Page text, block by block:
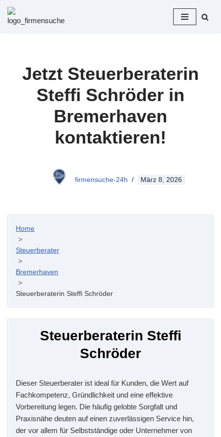
Zum
Jetzt Steuerberaterin
Steffi Schröder in
Bremerhaven
kontaktieren!
firmensuche-24h März 8, 2026
Home
>
Steuerberater
>
Bremerhaven
>
Steuerberaterin Steffi Schröder
Steuerberaterin Steffi
Schröder
Dieser Steuerberater ist ideal für Kunden, die Wert auf
Fachkompetenz, Gründlichkeit und eine effektive
Vorbereitung legen. Die häufig gelobte Sorgfalt und
Praxisnähe deuten auf einen zuverlässigen Service hin,
der vor allem für Selbstständige oder Unternehmer von